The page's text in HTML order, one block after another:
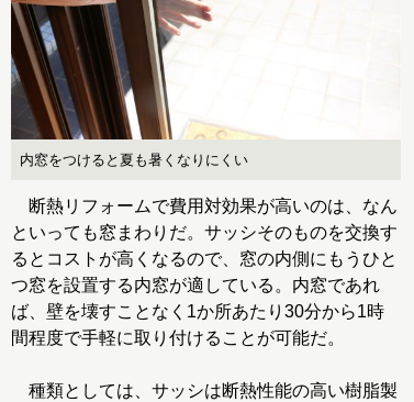
内窓をつけると夏も暑くなりにくい
断熱リフォームで費用対効果が高いのは、なん
といっても窓まわりだ。サッシそのものを交換す
るとコストが高くなるので、窓の内側にもうひと
つ窓を設置する内窓が適している。内窓であれ
ば、壁を壊すことなく1か所あたり30分から1時
間程度で手軽に取り付けることが可能だ。
種類としては、サッシは断熱性能の高い樹脂製